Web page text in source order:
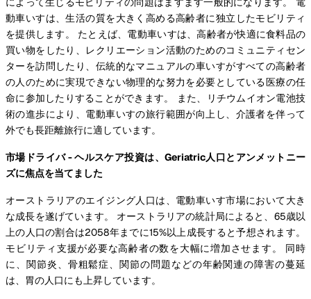
動車いすは、生活の質を大きく高める高齢者に独立したモビリティ
を提供します。 たとえば、電動車いすは、高齢者が快適に食料品の
買い物をしたり、レクリエーション活動のためのコミュニティセン
ターを訪問したり、伝統的なマニュアルの車いすがすべての高齢者
の人のために実現できない物理的な努力を必要としている医療の任
命に参加したりすることができます。 また、リチウムイオン電池技
術の進歩により、電動車いすの旅行範囲が向上し、介護者を伴って
外でも長距離旅行に適しています。
市場ドライバ - ヘルスケア投資は、Geriatric人口とアンメットニー
ズに焦点を当てました
オーストラリアのエイジング人口は、電動車いす市場において大き
な成長を遂げています。 オーストラリアの統計局によると、65歳以
上の人口の割合は2058年までに15%以上成長すると予想されます。
モビリティ支援が必要な高齢者の数を大幅に増加させます。 同時
に、関節炎、骨粗鬆症、関節の問題などの年齢関連の障害の蔓延
は、胃の人口にも上昇しています。